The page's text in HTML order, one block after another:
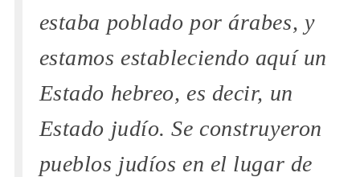
estaba poblado por árabes, y
estamos estableciendo aquí un
Estado hebreo, es decir, un
Estado judío. Se construyeron
pueblos judíos en el lugar de